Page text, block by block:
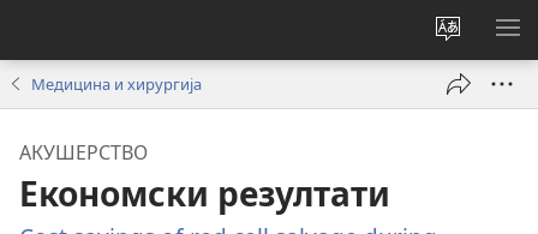
Промени
језик
сајта
Медицина и хирургија
АКУШЕРСТВО
Економски резултати